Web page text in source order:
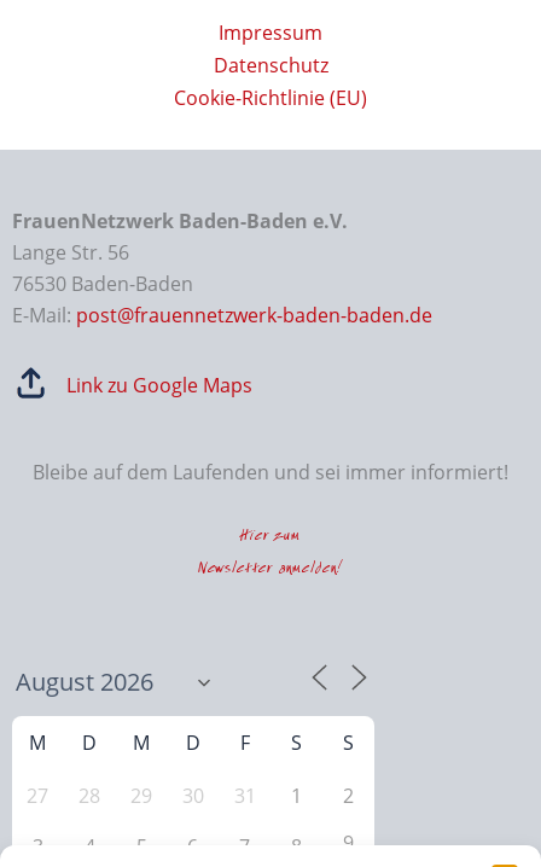
Impressum
Datenschutz
Cookie-Richtlinie (EU)
FrauenNetzwerk Baden-Baden e.V.
Lange Str. 56
76530 Baden-Baden
E-Mail: post@frauennetzwerk-baden-baden.de
Link zu Google Maps
Bleibe auf dem Laufenden und sei immer informiert!
Hier zum
Newsletter anmelden!
M D M D F S
S
27
28 29 30 31 1
2
3
4 5 6 7 8 9